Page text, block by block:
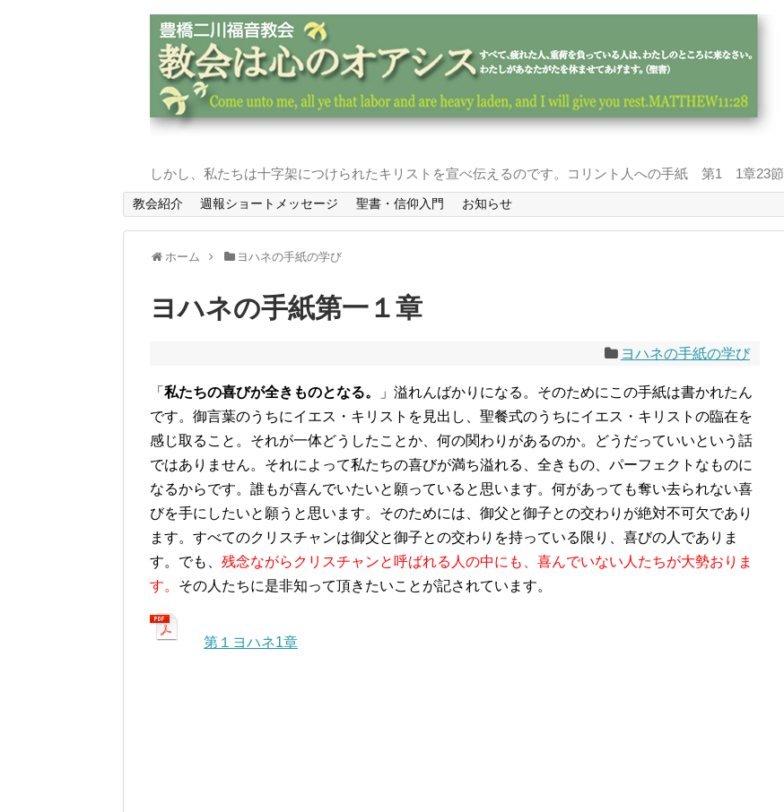
しかし、私たちは十字架につけられたキリストを宣べ伝えるのです。コリント人への手紙 第1 1章23節
教会紹介 週報ショートメッセージ 聖書・信仰入門 お知らせ
ホーム ヨハネの手紙の学び
ヨハネの手紙第一１章
ヨハネの手紙の学び
「 私たちの喜びが全きものとなる。
」溢れんばかりになる。そのためにこの手紙は書かれたん
です。御言葉のうちにイエス・キリストを見出し、聖餐式のうちにイエス・キリストの臨在を
感じ取ること。それが一体どうしたことか、何の関わりがあるのか。どうだっていいという話
ではありません。それによって私たちの喜びが満ち溢れる、全きもの、パーフェクトなものに
なるからです。誰もが喜んでいたいと願っていると思います。何があっても奪い去られない喜
びを手にしたいと願うと思います。そのためには、御父と御子との交わりが絶対不可欠であり
ます。すべてのクリスチャンは御父と御子との交わりを持っている限り、喜びの人でありま
す。でも、 残念ながらクリスチャンと呼ばれる人の中にも、喜んでいない人たちが大勢おりま
す。 その人たちに是非知って頂きたいことが記されています。
第１ヨハネ1章